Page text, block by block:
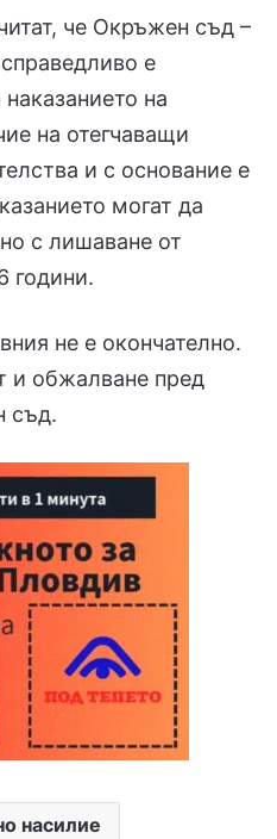
че Окръжен съд –
е
на
на отегчаващи
и с основание е
могат да
с лишаване от
години.
не е окончателно.
и обжалване пред
съд.
насилие